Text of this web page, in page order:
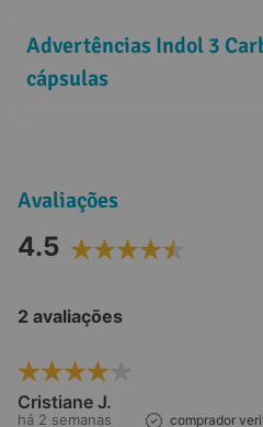
Advertências Indol 3
cápsulas
Avaliações
4.5
2 avaliações
Cristiane J.
há 2 semanas comprador